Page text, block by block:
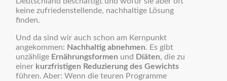
keine zufriedenstellende, nachhaltige Lösung
finden.
Und da sind wir auch schon am Kernpunkt
angekommen: Nachhaltig abnehmen. Es gibt
unzählige Ernährungsformen und Diäten, die zu
einer kurzfristigen Reduzierung des Gewichts
führen. Aber: Wenn die teuren Programme